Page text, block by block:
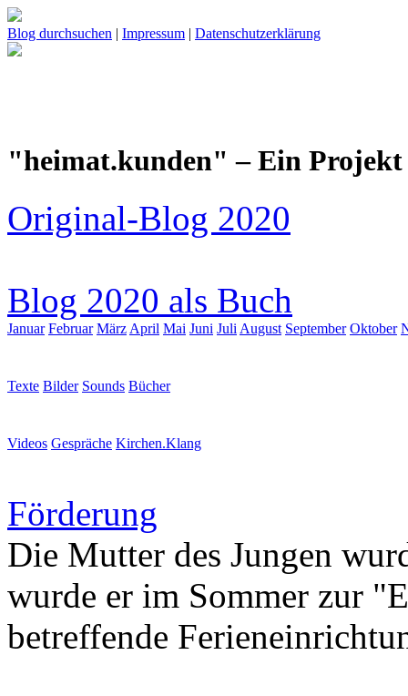
Blog durchsuchen | Impressum | Datenschutzerklärung
"heimat.kunden" – Ein
Original-Blog 2020
Blog 2020 als Buch
Januar Februar März April Mai Juni Juli August September Oktober
Texte Bilder Sounds Bücher
Videos Gespräche Kirchen.Klang
Förderung
Die Mutter des Jungen
wurde er im Sommer zur
betreffende